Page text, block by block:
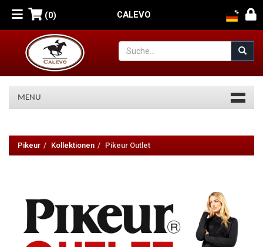
(0) CALEVO
MENU
Outlet
Pikeur Kollektionen Pikeur Outlet